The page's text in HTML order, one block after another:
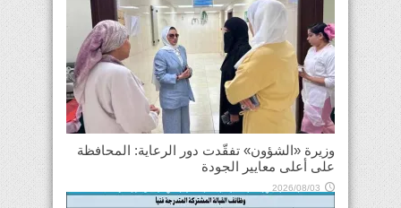
وزيرة «الشؤون» تفقّدت دور الرعاية: المحافظة
على أعلى معايير الجودة
2026/08/03